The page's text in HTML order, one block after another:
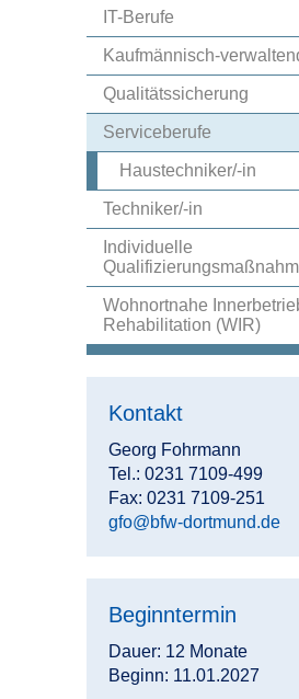
IT-Berufe
Kaufmännisch-
Qualitätssicherung
Serviceberufe
Haustechniker/-in
Techniker/-in
Individuelle
Wohnortnahe
Rehabilitation (WIR)
Kontakt
Georg Fohrmann
Tel.: 0231 7109-499
Fax: 0231 7109-251
gfo@bfw-dortmund.de
Beginntermin
Dauer: 12 Monate
Beginn: 11.01.2027